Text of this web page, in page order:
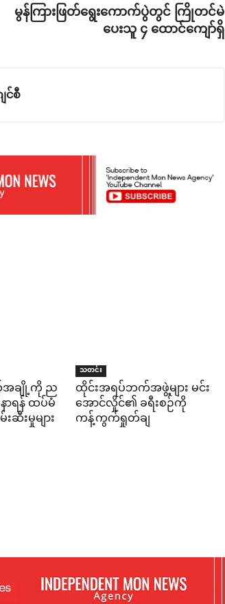
မွန်ကြားဖြတ်ရွေးကောက်ပွဲတွင် ကြိုတင်မဲ
ပေးသူ ၄ ထောင်ကျော်ရှိ
င်စီ
အချို့ကို ည
ရန် ထပ်မံ
ဆီးမှုများ
သတင်း
ထိုင်းအရပ်ဘက်အဖွဲ့များ မင်း
အောင်လှိုင်၏ ခရီးစဉ်ကို
ကန့်ကွက်ရှုတ်ချ